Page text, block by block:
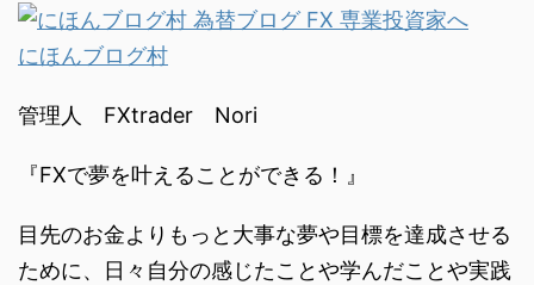
にほんブログ村
管理人 FXtrader Nori
『FXで夢を叶えることができる！』
目先のお金よりもっと大事な夢や目標を達成させる
ために、日々自分の感じたことや学んだことや実践